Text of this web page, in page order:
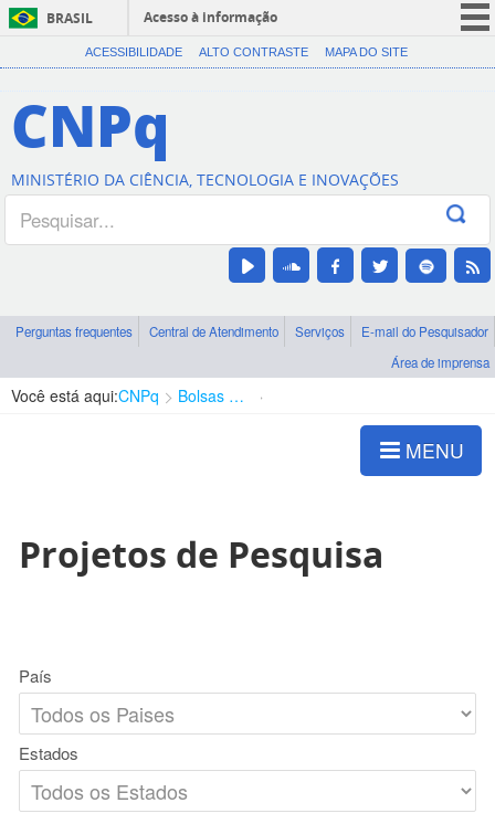
BRASIL
Acesso à informação
CORONAVÍRUS (COVID-19)
Canais
ACESSIBILIDADE ALTO CONTRASTE MAPA DO SITE
CNPq
MINISTÉRIO DA CIÊNCIA, TECNOLOGIA E INOVAÇÕES
Perguntas frequentes Central de Atendimento Serviços
E-mail do Pesquisador
Área de imprensa
Você está aqui:CNPq Bolsas e Auxílios Vigentes
MENU
Projetos de Pesquisa
País
Estados